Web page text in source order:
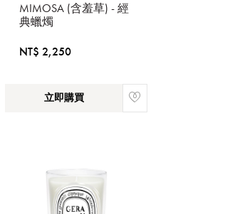
MIMOSA (含羞草) - 經
典蠟燭
NT$ 2,250
立即購買